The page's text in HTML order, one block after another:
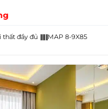
thất đầy đủ MAP 8-9X85